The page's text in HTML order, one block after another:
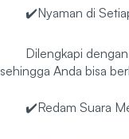
✔️Nyaman di
Dilengkapi
sehingga Anda bisa
✔️Redam Suara